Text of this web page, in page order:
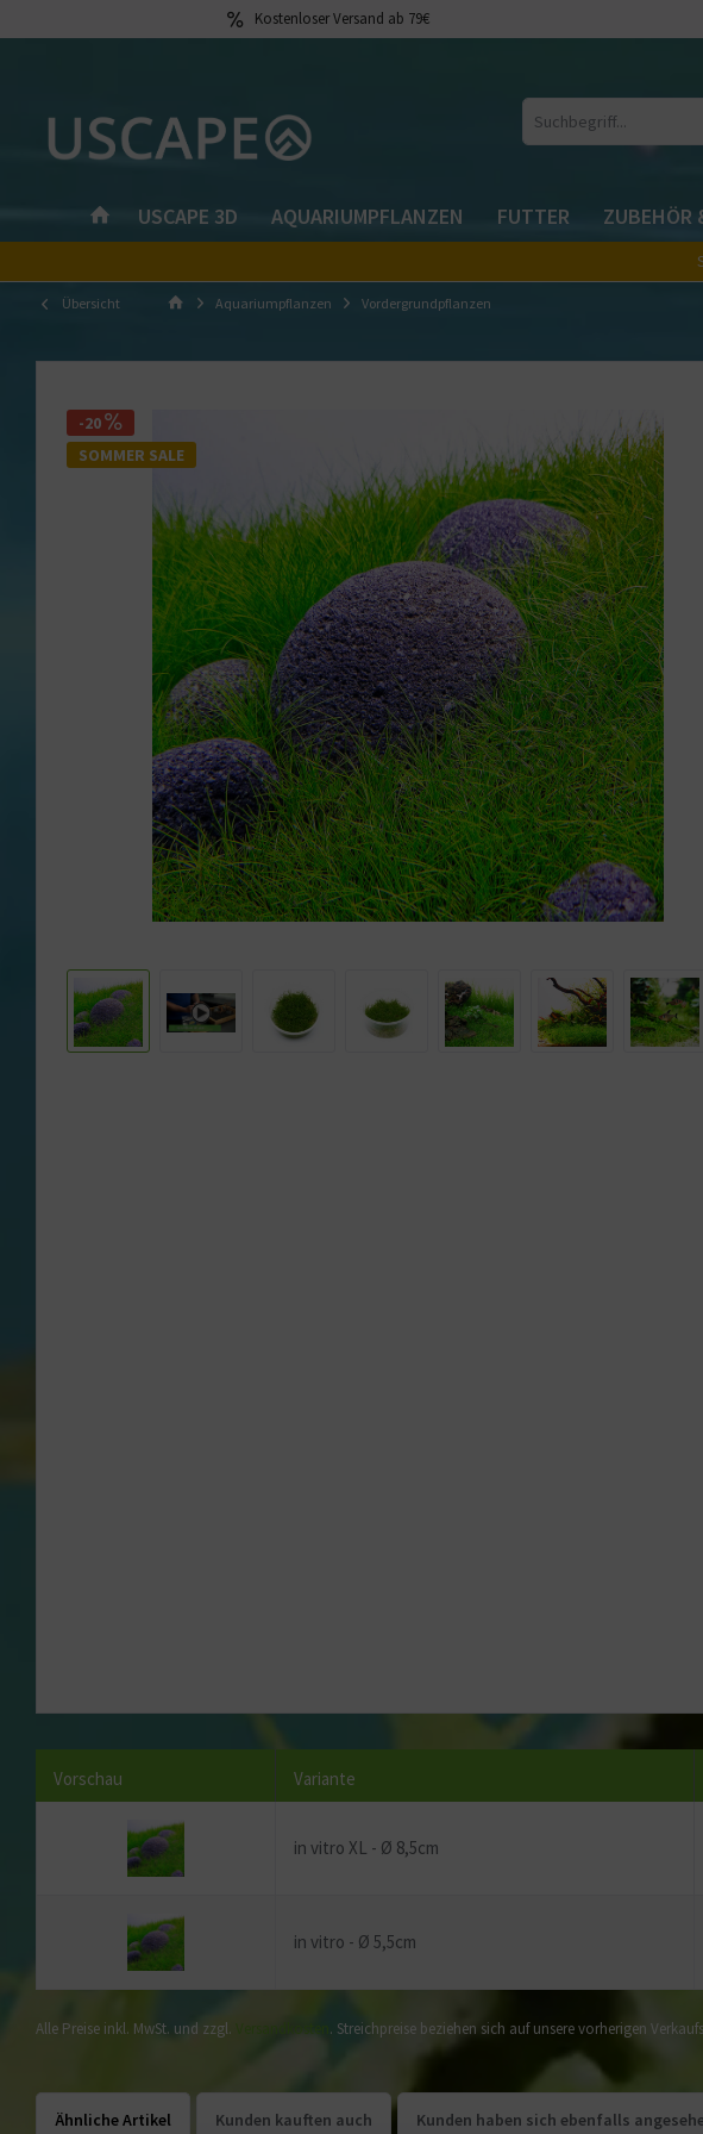
Kostenloser Versand ab 79€
USCAPE 3D AQUARIUMPFLANZEN FUTTER ZUBEHÖR
Übersicht Aquariumpflanzen Vordergrundpflanzen
-20
SOMMER SALE
Vorschau Variante
in vitro XL - Ø 8,5cm
in vitro - Ø 5,5cm
Alle Preise inkl. MwSt. und zzgl. . Streichpreise beziehen sich auf unsere vorherigen
Ähnliche Artikel Kunden kauften auch Kunden haben sich ebenfalls